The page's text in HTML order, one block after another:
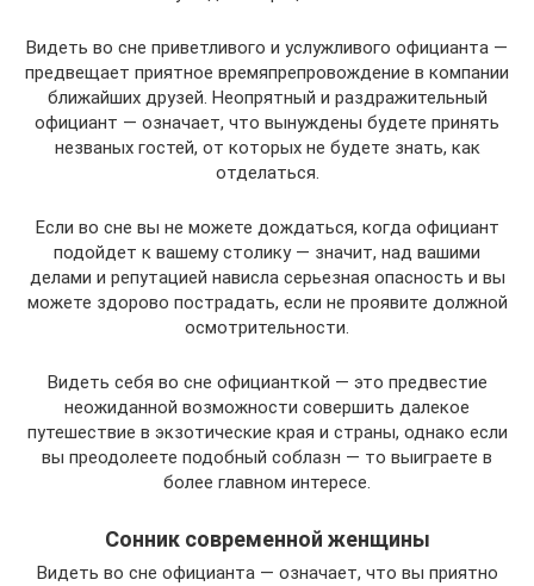
Видеть во сне приветливого и услужливого официанта —
предвещает приятное времяпрепровождение в компании
ближайших друзей. Неопрятный и раздражительный
официант — означает, что вынуждены будете принять
незваных гостей, от которых не будете знать, как
отделаться.
Если во сне вы не можете дождаться, когда официант
подойдет к вашему столику — значит, над вашими
делами и репутацией нависла серьезная опасность и вы
можете здорово пострадать, если не проявите должной
осмотрительности.
Видеть себя во сне официанткой — это предвестие
неожиданной возможности совершить далекое
путешествие в экзотические края и страны, однако если
вы преодолеете подобный соблазн — то выиграете в
более главном интересе.
Сонник современной женщины
Видеть во сне официанта — означает, что вы приятно